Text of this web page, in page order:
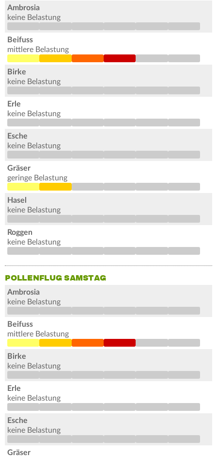
Ambrosia
keine Belastung
Beifuss
mittlere Belastung
Birke
keine Belastung
Erle
keine Belastung
Esche
keine Belastung
Gräser
geringe Belastung
Hasel
keine Belastung
Roggen
keine Belastung
POLLENFLUG SAMSTAG
Ambrosia
keine Belastung
Beifuss
mittlere Belastung
Birke
keine Belastung
Erle
keine Belastung
Esche
keine Belastung
Gräser